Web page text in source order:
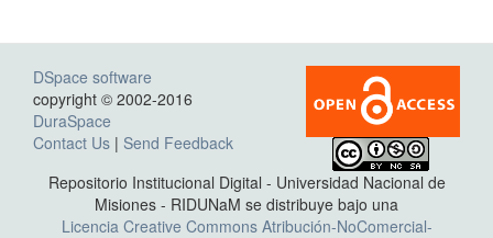
DSpace software
copyright © 2002-2016
DuraSpace
Contact Us | Send Feedback
Repositorio Institucional Digital - Universidad Nacional de
Misiones - RIDUNaM se distribuye bajo una
Licencia Creative Commons Atribución-NoComercial-